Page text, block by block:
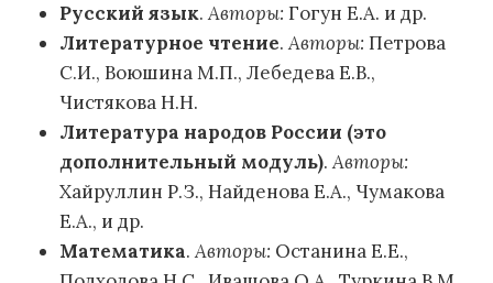
Русский язык.Авторы: Гогун Е.А. и др.
Литературное чтение.Авторы: Петрова
С.И., Воюшина М.П., Лебедева Е.В.,
Чистякова Н.Н.
Литература народов России (это
дополнительный модуль).Авторы:
Хайруллин Р.З., Найденова Е.А., Чумакова
Е.А., и др.
Математика.Авторы: Останина Е.Е.,